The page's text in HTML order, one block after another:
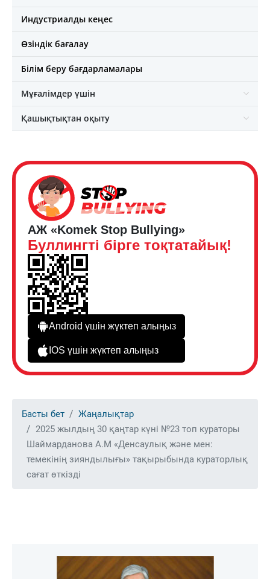
Индустриалды кеңес
Өзіндік бағалау
Білім беру бағдарламалары
Мұғалімдер үшін
Қашықтықтан оқыту
АЖ «Komek Stop Bullying»
Буллингті бірге тоқтатайық!
Android үшін жүктеп алыңыз
IOS үшін жүктеп алыңыз
Басты бет
Жаңалықтар
2025 жылдың 30 қаңтар күні №23 топ кураторы
Шаймарданова А.М «Денсаулық және мен:
темекінің зияндылығы» тақырыбында кураторлық
сағат өткізді